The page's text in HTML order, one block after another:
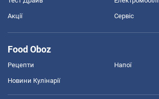
Акції Сервіс
Food Oboz
Рецепти Напої
Новини Кулінарії